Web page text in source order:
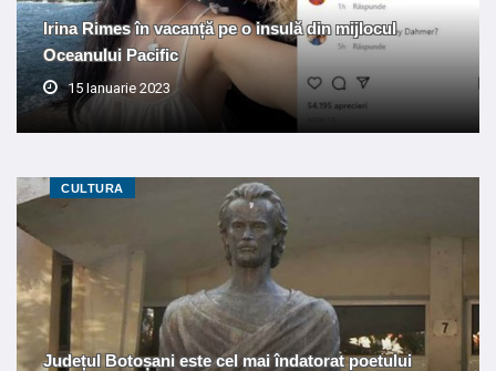
Irina Rimes în vacanță pe o insulă din mijlocul
Oceanului Pacific
15 Ianuarie 2023
CULTURA
Județul Botoșani este cel mai îndatorat poetului